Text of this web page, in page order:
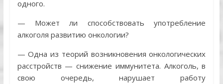
одного.
— Может ли способствовать употребление
алкоголя развитию онкологии?
— Одна из теорий возникновения онкологических
расстройств — снижение иммунитета. Алкоголь, в
свою очередь, нарушает работу